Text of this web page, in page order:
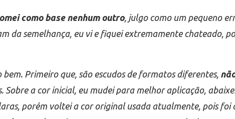
como base nenhum outro, julgo como um pequeno
da semelhança, eu vi e fiquei extremamente chateado,
Primeiro que, são escudos de formatos diferentes,
Sobre a cor inicial, eu mudei para melhor aplicação,
porém voltei a cor original usada atualmente, pois foi